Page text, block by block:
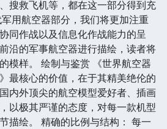
搜救飞机等，都在这一部分得到充
用航空器部分，我们将更加注重
同作战以及信息化作战能力的呈
沿的军事航空器进行描绘，读者将
模样。 绘制与鉴赏 《世界航空器
最核心的价值，在于其精美绝伦的
内外顶尖的航空模型爱好者、插画
以极其严谨的态度，对每一款机型
描绘。 精确的比例与结构： 每一